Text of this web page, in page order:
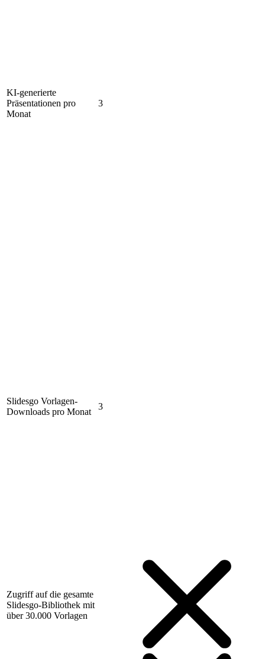
KI-generierte
Präsentationen pro
Monat
3
Slidesgo Vorlagen-
Downloads pro Monat
3
Zugriff auf die gesamte
Slidesgo-Bibliothek mit
über 30.000 Vorlagen